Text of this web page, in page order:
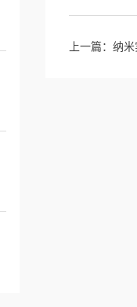
上一篇： 纳米